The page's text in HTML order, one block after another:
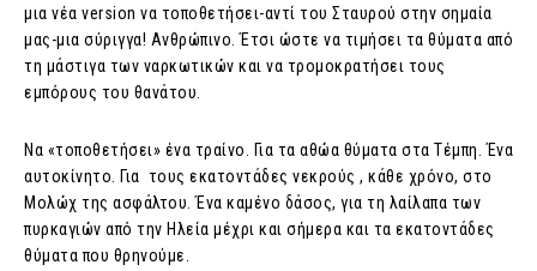
μια νέα version να τοποθετήσει-αντί του Σταυρού στην σημαία
μας-μια σύριγγα! Ανθρώπινο. Έτσι ώστε να τιμήσει τα θύματα από
τη μάστιγα των ναρκωτικών και να τρομοκρατήσει τους
εμπόρους του θανάτου.
Να «τοποθετήσει» ένα τραίνο. Για τα αθώα θύματα στα Τέμπη. Ένα
αυτοκίνητο. Για τους εκατοντάδες νεκρούς , κάθε χρόνο, στο
Μολώχ της ασφάλτου. Ένα καμένο δάσος, για τη λαίλαπα των
πυρκαγιών από την Ηλεία μέχρι και σήμερα και τα εκατοντάδες
θύματα που θρηνούμε.